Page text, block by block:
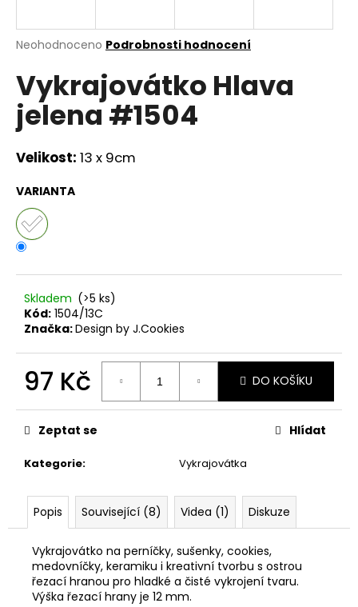
Průměrné
produktu
je
0,0
5
hvězdiček.
Neohodnoceno Podrobnosti hodnocení
Vykrajovátko Hlava
jelena #1504
Velikost: 13 x 9cm
VARIANTA
Skladem (>5 ks)
Kód: 1504/13C
Značka:Design by J.Cookies
97 Kč
cena:
DO KOŠÍKU
Kategorie: Vykrajovátka
Zeptat se Hlídat
Popis Související (8) Videa (1) Diskuze
Vykrajovátko na perníčky, sušenky, cookies,
medovníčky, keramiku i kreativní tvorbu s ostrou
řezací hranou pro hladké a čisté vykrojení tvaru.
Výška řezací hrany je 12 mm.
j
t
?
D
o
p
o
č
u
e
m
33001
ZDOBÍCÍ
SÁČEK